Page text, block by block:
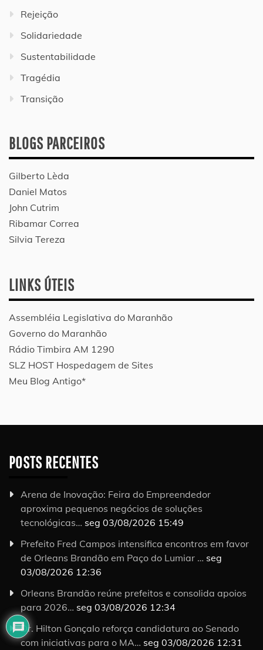
Rejeição
Solidariedade
Sustentabilidade
Tragédia
Transição
BLOGS PARCEIROS
Gilberto Lèda
Daniel Matos
John Cutrim
Ribamar Correa
Silvia Tereza
LINKS ÚTEIS
Assembléia Legislativa do Maranhão
Governo do Maranhão
Rádio Timbira AM 1290
SLZ HOST Hospedagem de Sites
Meu Blog Antigo*
POSTS RECENTES
Arena de Inovação: Feira do Empreendedor
aproxima pequenos negócios de soluções
tecnológicas… seg 03/08/2026 15:49
Prefeito Fred Campos intensifica encontros em favor
de Orleans Brandão em Paço do Lumiar … seg
03/08/2026 12:36
Orleans Brandão reúne prefeitos e consolida apoios
para 2026… seg 03/08/2026 12:34
Dr. Hilton Gonçalo reforça candidatura ao Senado
com iniciativas para o MA… seg 03/08/2026 12:31